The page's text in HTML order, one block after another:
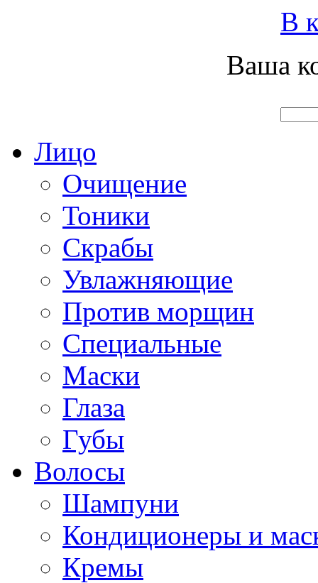
В
Ваша
Лицо
Очищение
Тоники
Скрабы
Увлажняющие
Против морщин
Специальные
Маски
Глаза
Губы
Волосы
Шампуни
Кондиционеры и
Кремы